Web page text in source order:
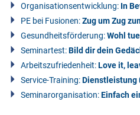
Organisationsentwicklung: In
PE bei Fusionen:Zug um Zug
Gesundheitsförderung:Wohl
Seminartest:Bild dir dein
Arbeitszufriedenheit:Love it,
Service-Training:Dienstleistung
Seminarorganisation:Einfach